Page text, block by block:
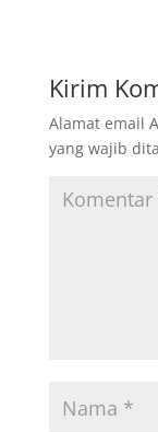
Kirim
Alamat email
yang wajib